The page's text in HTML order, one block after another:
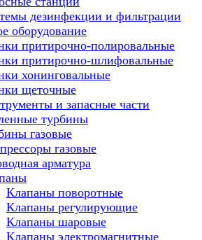
дезинфекции и фильтрации
оборудование
притирочно-полировальные
притирочно-шлифовальные
хонинговальные
щеточные
и запасные части
турбины
газовые
газовые
арматура
Клапаны поворотные
Клапаны регулирующие
Клапаны шаровые
Клапаны электромагнитные